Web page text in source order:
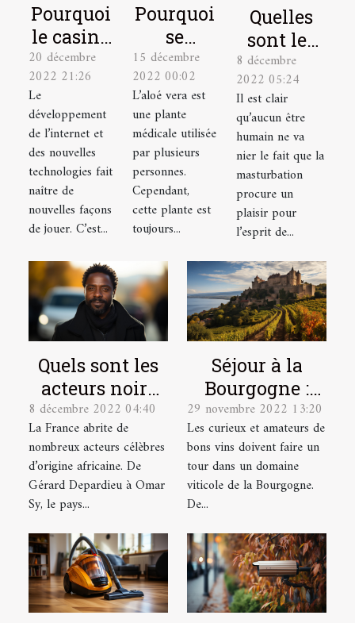
Pourquoi
le casino
en ligne
est-il un
excellent
choix ?
20 décembre
2022 21:26
Le
développement
de l’internet et
des nouvelles
technologies fait
naître de
nouvelles façons
de jouer. C’est...
Pourquoi
se
soigner
avec la
plante
aloé vera
?
15 décembre
2022 00:02
L’aloé vera est
une plante
médicale utilisée
par plusieurs
personnes.
Cependant,
cette plante est
toujours...
Quelles
sont les
astuces
pour bien
se
masturber
?
8 décembre
2022 05:24
Il est clair
qu’aucun être
humain ne va
nier le fait que la
masturbation
procure un
plaisir pour
l’esprit de...
Quels sont les
acteurs noirs
français les
plus célèbres ?
8 décembre 2022 04:40
La France abrite de
nombreux acteurs célèbres
d’origine africaine. De
Gérard Depardieu à Omar
Sy, le pays...
Séjour à la
Bourgogne :
quel domaine
viticole visiter
?
29 novembre 2022 13:20
Les curieux et amateurs de
bons vins doivent faire un
tour dans un domaine
viticole de la Bourgogne.
De...